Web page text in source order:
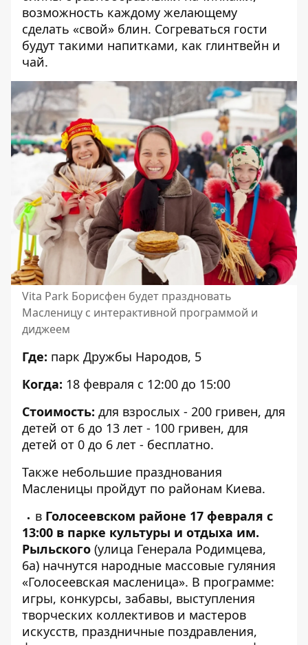
возможность каждому желающему
сделать «свой» блин. Согреваться гости
будут такими напитками, как глинтвейн и
чай.
Vita Park Борисфен будет праздновать
Масленицу с интерактивной программой и
диджеем
Где: парк Дружбы Народов, 5
Когда: 18 февраля с 12:00 до 15:00
Стоимость: для взрослых - 200 гривен, для
детей от 6 до 13 лет - 100 гривен, для
детей от 0 до 6 лет - бесплатно.
Также небольшие празднования
Масленицы пройдут по районам Киева.
в Голосеевском районе 17 февраля с
13:00 в парке культуры и отдыха им.
Рыльского (улица Генерала Родимцева,
6а) начнутся народные массовые гуляния
«Голосеевская масленица». В программе:
игры, конкурсы, забавы, выступления
творческих коллективов и мастеров
искусств, праздничные поздравления,